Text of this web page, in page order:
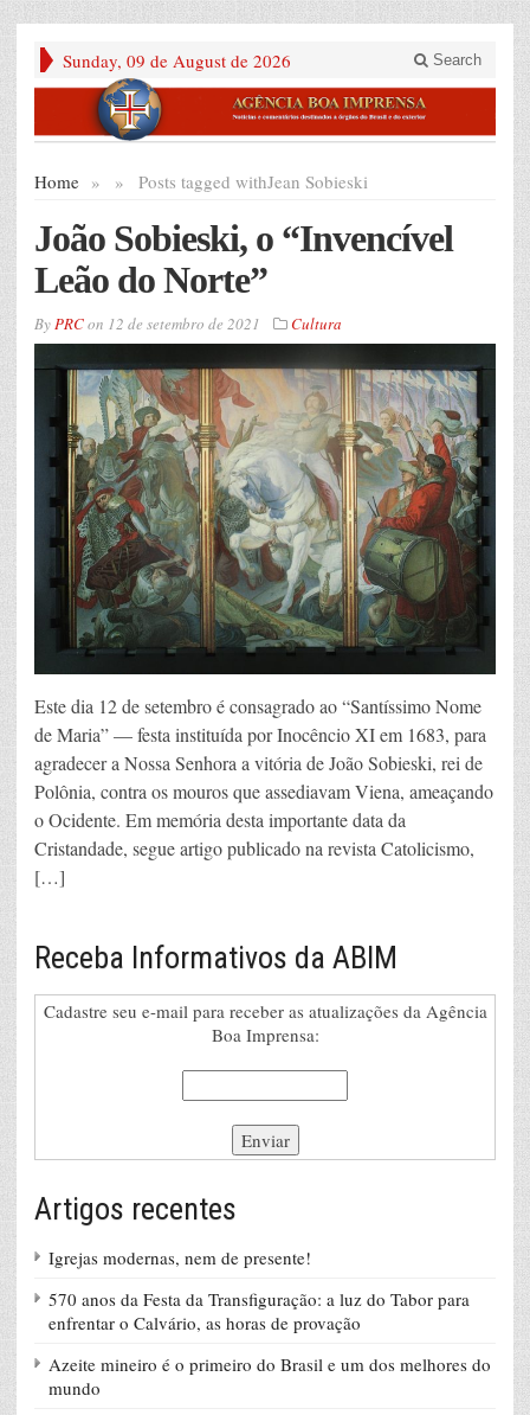
Sunday, 09 de August de 2026 Search
Home » Posts tagged with
» Jean Sobieski
João Sobieski, o “Invencível
Leão do Norte”
ByPRCon 12 de setembro de 2021 Cultura
Este dia 12 de setembro é consagrado ao “Santíssimo Nome
de Maria” — festa instituída por Inocêncio XI em 1683, para
agradecer a Nossa Senhora a vitória de João Sobieski, rei de
Polônia, contra os mouros que assediavam Viena, ameaçando
o Ocidente. Em memória desta importante data da
Cristandade, segue artigo publicado na revista Catolicismo,
[…]
Receba Informativos da ABIM
Cadastre seu e-mail para receber as atualizações da Agência
Boa Imprensa:
Artigos recentes
Igrejas modernas, nem de presente!
570 anos da Festa da Transfiguração: a luz do Tabor para
enfrentar o Calvário, as horas de provação
Azeite mineiro é o primeiro do Brasil e um dos melhores do
mundo